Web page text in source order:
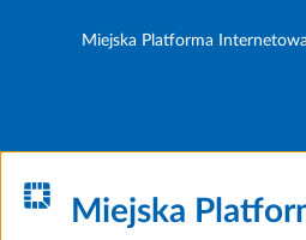
Miejska Platforma
Miejska